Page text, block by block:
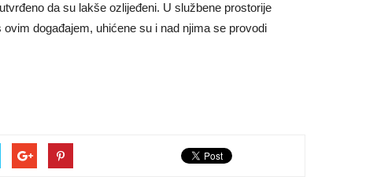
da su lakše ozlijeđeni. U službene prostorije
događajem, uhićene su i nad njima se provodi